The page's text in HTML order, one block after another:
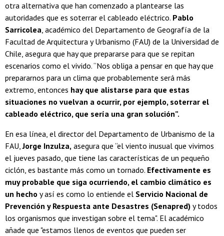
otra alternativa que han comenzado a plantearse las
autoridades que es soterrar el cableado eléctrico. Pablo
Sarricolea , académico del Departamento de Geografía de la
Facultad de Arquitectura y Urbanismo (FAU) de la Universidad de
Chile, asegura que hay que prepararse para que se repitan
escenarios como el vivido. “Nos obliga a pensar en que hay que
prepararnos para un clima que probablemente será más
extremo, entonces hay que alistarse para que estas
situaciones no vuelvan a ocurrir, por ejemplo, soterrar el
cableado eléctrico, que sería una gran solución”.
En esa línea, el director del Departamento de Urbanismo de la
FAU,Jorge Inzulza, asegura que “el viento inusual que vivimos
el jueves pasado, que tiene las características de un pequeño
ciclón, es bastante más como un tornado. Efectivamente es
muy probable que siga ocurriendo, el cambio climático es
un hecho y así es como lo entiende el Servicio Nacional de
Prevención y Respuesta ante Desastres (Senapred) y todos
los organismos que investigan sobre el tema". El académico
añade que "estamos llenos de eventos que pueden ser